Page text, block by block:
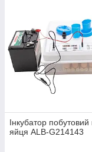
Інкубатор
яйця ALB-G214143